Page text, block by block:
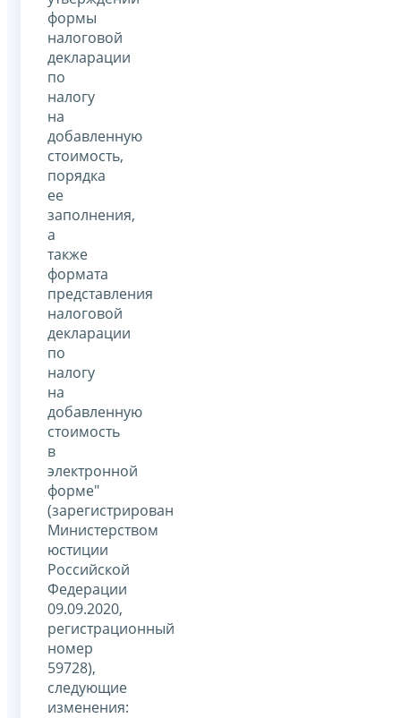
формы
налоговой
декларации
по
налогу
на
добавленную
стоимость,
порядка
ее
заполнения,
а
также
формата
представления
налоговой
декларации
по
налогу
на
добавленную
стоимость
в
электронной
форме"
(зарегистрирован
Министерством
юстиции
Российской
Федерации
09.09.2020,
регистрационный
номер
59728),
следующие
изменения: